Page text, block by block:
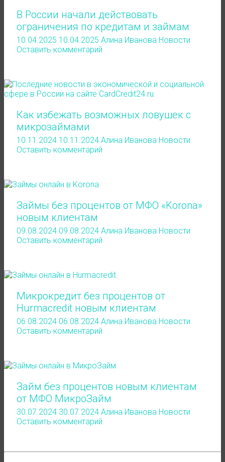
В России начали действовать
ограничения по кредитам и займам
10.04.2025 10.04.2025 Алина Иванова Новости
Оставить комментарий
Как избежать возможных ловушек с
микрозаймами
10.11.2024 10.11.2024 Алина Иванова Новости
Оставить комментарий
Займы без процентов от МФО «Korona»
новым клиентам
09.08.2024 09.08.2024 Алина Иванова Новости
Оставить комментарий
Микрокредит без процентов от
Hurmacredit новым клиентам
06.08.2024 06.08.2024 Алина Иванова Новости
Оставить комментарий
Займ без процентов новым клиентам
от МФО МикроЗайм
30.07.2024 30.07.2024 Алина Иванова Новости
Оставить комментарий